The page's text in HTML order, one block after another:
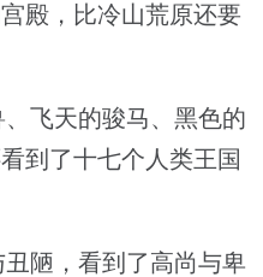
殿，比冷山荒原还要
飞天的骏马、黑色的
到了十七个人类王国
陋，看到了高尚与卑